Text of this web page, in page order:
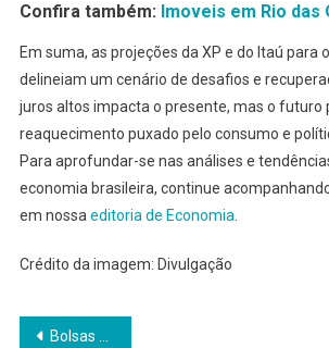
Confira também: Imoveis em Rio das
Em suma, as projeções da XP e do Itaú para
delineiam um cenário de desafios e
juros altos impacta o presente, mas o futuro
reaquecimento puxado pelo consumo e
Para aprofundar-se nas análises e
economia brasileira, continue
em nossa editoria de Economia
Crédito da imagem: Divulgação
Navegação
Bolsas de Dubai e Abu Dhabi Fecham por Dois Dias Após Ataques Iranianos